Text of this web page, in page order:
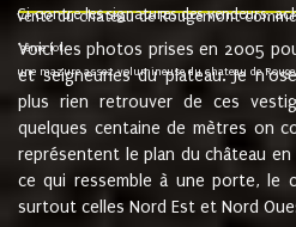
Ci contre les signatures des vendeurs,
vente du château de Rougemont
"3ème lot
une mazure assez volumineuse du chateau de
Voici les photos prises en 2005
et seigneuries du plateau. Je
plus rien retrouver de ces
quelques centaine de mètres on
représentent le plan du château
ce qui ressemble à une porte, le
surtout celles Nord Est et Nord